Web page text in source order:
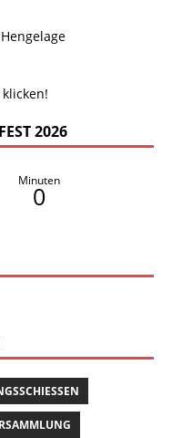
2026
Minuten
0